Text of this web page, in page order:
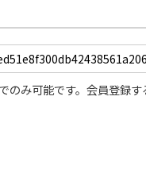
み可能です。会員登録